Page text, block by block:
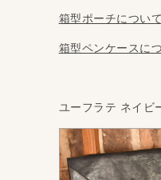
箱型ポーチについて
箱型ペンケースに
ユーフラテ ネイビ